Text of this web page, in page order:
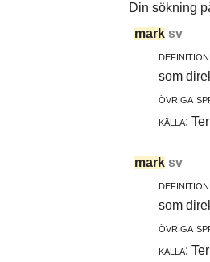
Din sökning
mark sv
som
övriga
källa:
mark sv
som
övriga
källa: